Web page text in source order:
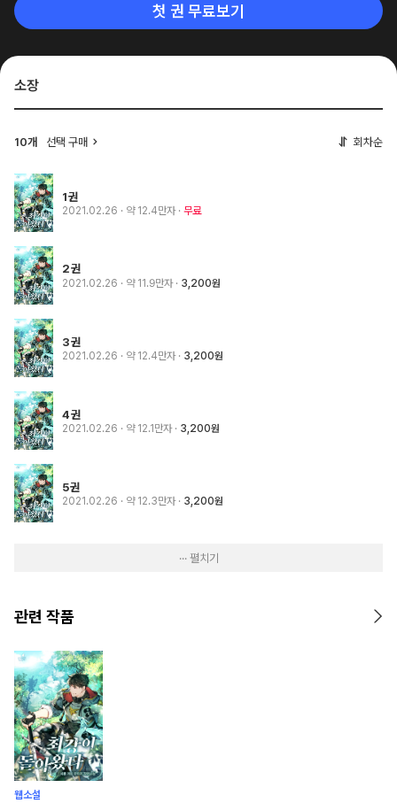
첫 권 무료보기
소장
10개 선택 구매 회차순
1권
2021.02.26 · 약 12.4만자 무료
2권
2021.02.26 · 약 11.9만자 3,200원
3권
2021.02.26 · 약 12.4만자 3,200원
4권
2021.02.26 · 약 12.1만자 3,200원
5권
2021.02.26 · 약 12.3만자 3,200원
··· 펼치기
관련 작품
웹소설